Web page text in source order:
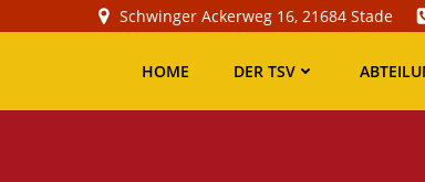
Inhalt
Schwinger Ackerweg 16, 21684 Stade
HOME DER TSV